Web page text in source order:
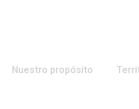
Nuestro propósito